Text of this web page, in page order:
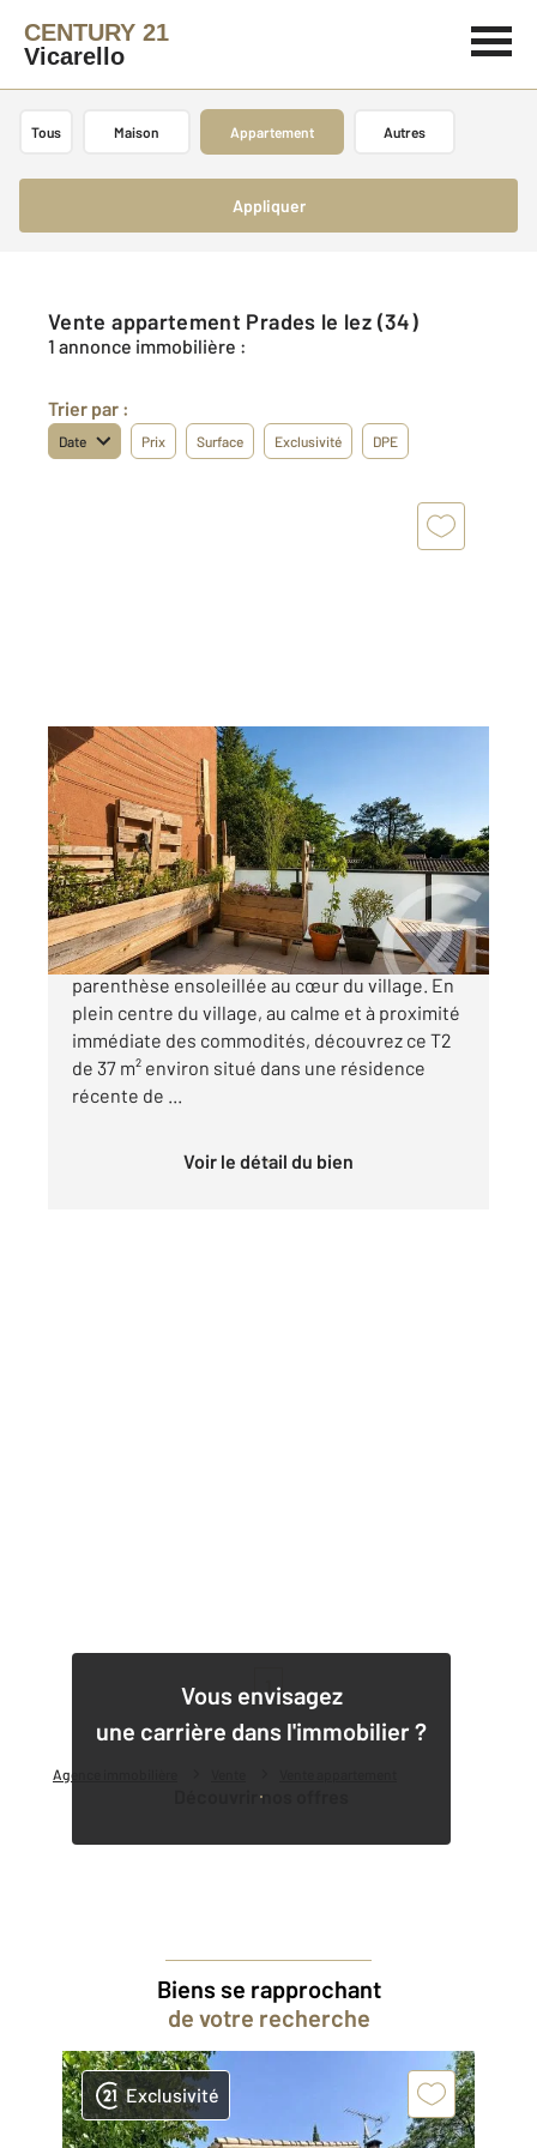
CENTURY 21
Vicarello
Tous Maison Appartement Autres
Appliquer
Agence immobilière
Vente appartement Prades le lez (34)
1 annonce immobilière :
Trier par :
Date Prix Surface Exclusivité DPE
PRADES LE LEZ 34
36,75 m2, 2 pièces
Ref : 62074
Appartement F2 à vendre
167 000 €
T2 avec terrasse plein sud, dernier étage Une
parenthèse ensoleillée au cœur du village. En
plein centre du village, au calme et à proximité
immédiate des commodités, découvrez ce T2
de 37 m² environ situé dans une résidence
récente de ...
Voir le détail du bien
Vous envisagez
une carrière dans l'immobilier ?
Découvrir nos offres
Biens se rapprochant
de votre recherche
Exclusivité